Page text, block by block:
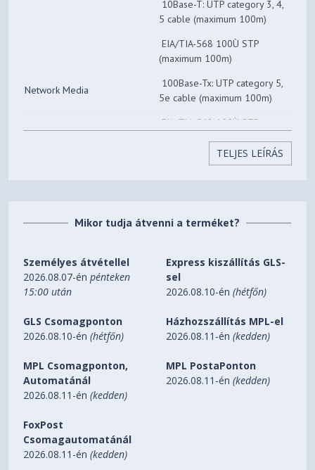
Network Media
10Base-T: UTP category 3, 4,
5 cable (maximum 100m)
EIA/TIA-568 100Ù STP
(maximum 100m)
100Base-Tx: UTP category 5,
5e cable (maximum 100m)
EIA/TIA-568 100Ù STP
1000Base-T: UTP category 5,
Dimensions (W*D*H)
17.3*7.1*1.7 in. (440*180*44
mm)
Environment
Operating Temperature:
0℃~40℃ (32℉~104℉)
Storage Temperature:
-40℃~70℃ (-40℉~158℉)
Operating Humidity:
10%~90% non-condensing
Power
TELJES LEÍRÁS
Mikor tudja átvenni a terméket?
Személyes átvétellel
2026.08.07-énpénteken
15:00 után
Express kiszállítás GLS-
sel
2026.08.10-én(hétfőn)
GLS Csomagponton
2026.08.10-én(hétfőn)
Házhozszállítás MPL-el
2026.08.11-én(kedden)
MPL Csomagponton,
Automatánál
2026.08.11-én(kedden)
MPL PostaPonton
2026.08.11-én(kedden)
FoxPost
Csomagautomatánál
2026.08.11-én(kedden)